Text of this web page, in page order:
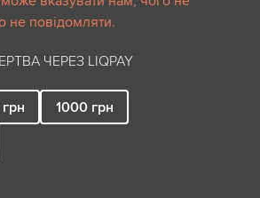
не повідомляти.
ЧЕРЕЗ LIQPAY
грн 1000 грн